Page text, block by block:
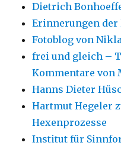
Dietrich
Erinnerungen
Fotoblog von
frei und gleich –
Kommentare von
Hanns Dieter
Hartmut Hegeler
Hexenprozesse
Institut für